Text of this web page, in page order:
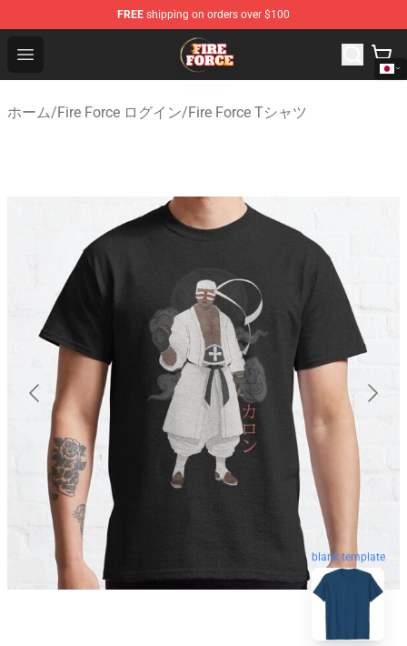
FREE shipping on orders over $100
Open menu
Fire Force Store - Official Fire Force Merchandise Shop
ホーム/Fire Force ログイン/Fire Force Tシャツ
blank template